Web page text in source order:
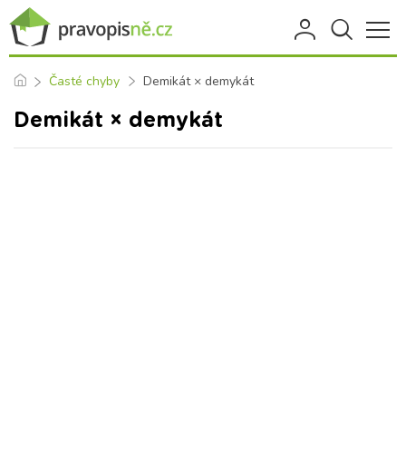
Časté chyby Demikát × demykát
Demikát × demykát